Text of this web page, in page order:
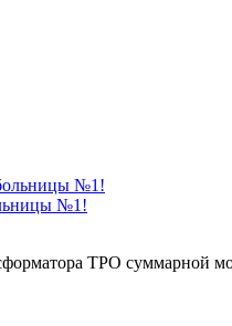
№1!
ТРО суммарной